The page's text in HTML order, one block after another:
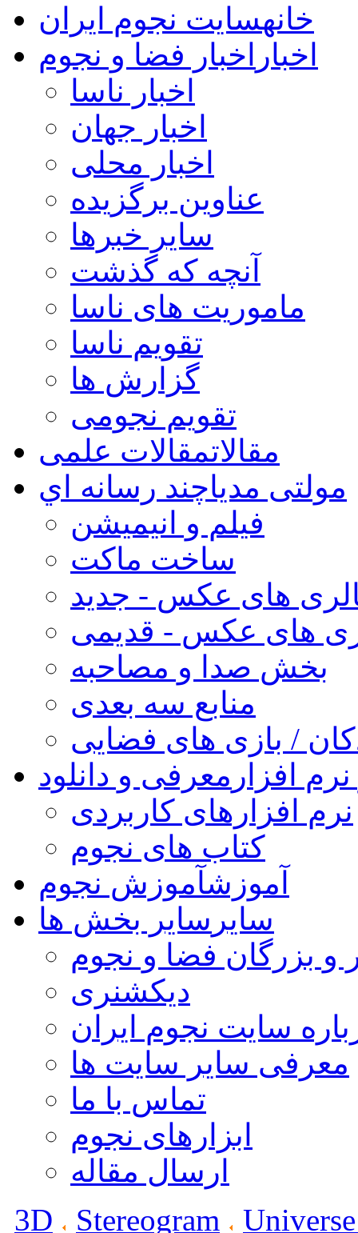
خانهسایت نجوم ایران
اخبار اخبار فضا و نجوم
اخبار ناسا
اخبار جهان
اخبار محلی
عناوین برگزیده
سایر خبرها
آنچه که گذشت
ماموریت های ناسا
تقویم ناسا
گزارش ها
تقویم نجومی
مقالاتمقالات علمی
مولتی مدیاچند رسانه اي
فیلم و انیمیشن
ساخت ماکت
های عکس - جدید
های عکس - قدیمی
بخش صدا و مصاحبه
منابع سه بعدی
/ بازی های فضایی
افزار معرفی و دانلود
نرم افزارهای کاربردی
کتاب های نجوم
آموزشآموزش نجوم
سایر سایر بخش ها
و بزرگان فضا و نجوم
دیکشنری
سایت نجوم ایران
معرفی سایر سایت ها
تماس با ما
ابزارهای نجوم
ارسال مقاله
3D
Stereogram